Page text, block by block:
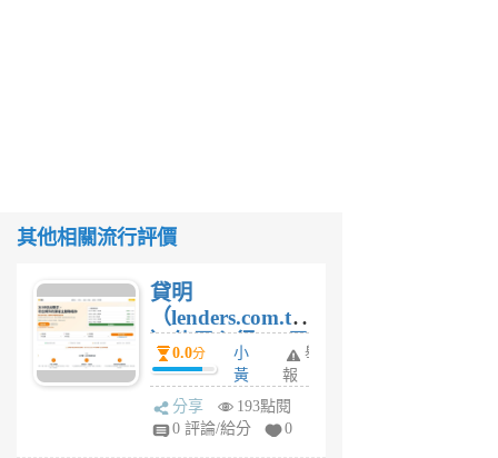
其他相關流行評價
貸明
（lenders.com.tw
）使用心得 — 民
間貸款比較平台
體驗
0.0分
小
黃
蜂
1
舉
報
分享
193點閱
0 評論/給分
0